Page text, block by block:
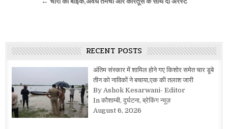
RECENT POSTS
अंतिम संस्कार में शामिल होने गए किशोर समेत चार डूबे
तीन को नाविकों ने बचाया,एक की तलाश जारी
By Ashok Kesarwani- Editor
In कौशाम्बी, दुर्घटना, ब्रेकिंग न्यूज़
August 6, 2026